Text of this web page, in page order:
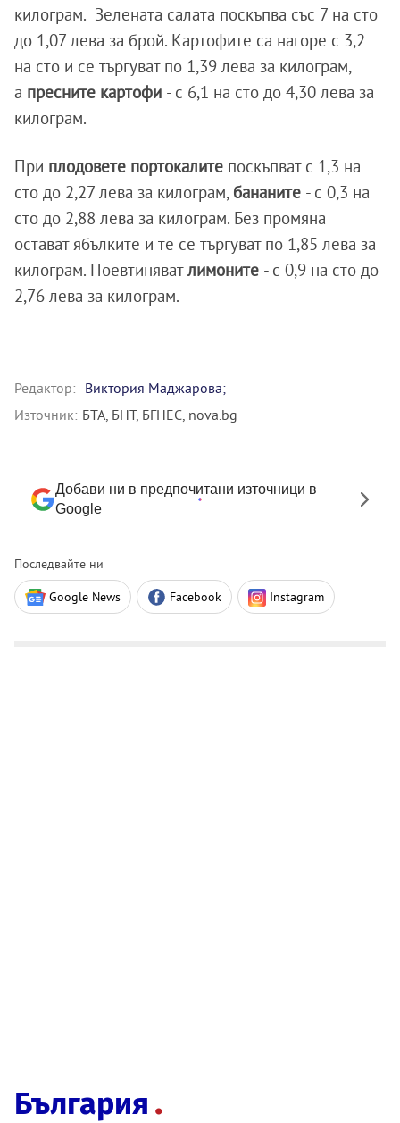
килограм. Зелената салата поскъпва със 7 на сто
до 1,07 лева за брой. Картофите са нагоре с 3,2
на сто и се търгуват по 1,39 лева за килограм,
а пресните картофи - с 6,1 на сто до 4,30 лева за
килограм.
При плодовете портокалите поскъпват с 1,3 на
сто до 2,27 лева за килограм, бананите - с 0,3 на
сто до 2,88 лева за килограм. Без промяна
остават ябълките и те се търгуват по 1,85 лева за
килограм. Поевтиняватлимоните - с 0,9 на сто до
2,76 лева за килограм.
Редактор: Виктория Маджарова;
Източник: БТА, БНТ, БГНЕС, nova.bg
Добави ни в предпочитани източници в
Google
Последвайте ни
Google News Facebook Instagram
България